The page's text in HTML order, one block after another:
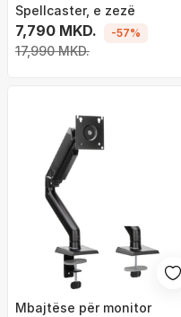
Spellcaster, e zezë
7,790 MKD.
17,990 MKD.
-57%
Mbajtëse për monitor